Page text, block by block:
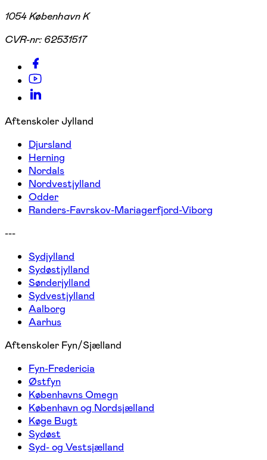
1054 København K
CVR-nr: 62531517
Aftenskoler Jylland
Djursland
Herning
Nordals
Nordvestjylland
Odder
Randers-Favrskov-Mariagerfjord-Viborg
---
Sydjylland
Sydøstjylland
Sønderjylland
Sydvestjylland
Aalborg
Aarhus
Aftenskoler Fyn/Sjælland
Fyn-Fredericia
Østfyn
Københavns Omegn
København og Nordsjælland
Køge Bugt
Sydøst
Syd- og Vestsjælland